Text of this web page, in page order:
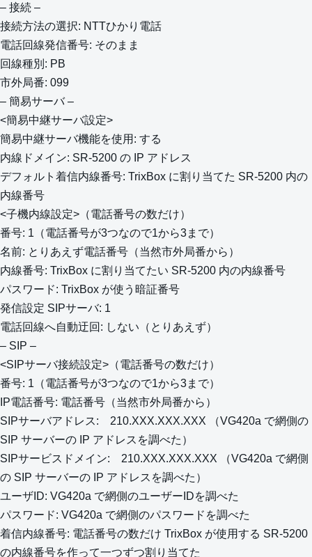
– 接続 –
接続方法の選択: NTTひかり電話
電話回線発信番号: そのまま
回線種別: PB
市外局番: 099
– 簡易サーバ –
<簡易中継サーバ設定>
簡易中継サーバ機能を使用: する
内線ドメイン: SR-5200 の IP アドレス
デフォルト着信内線番号: TrixBox に割り当てた SR-5200 内の
内線番号
<子機内線設定>（電話番号の数だけ）
番号: 1（電話番号が3つなので1から3まで）
名前: とりあえず電話番号（当然市外局番から）
内線番号: TrixBox に割り当てたい SR-5200 内の内線番号
パスワード: TrixBox が使う暗証番号
発信設定 SIPサーバ: 1
電話回線へ自動迂回: しない（とりあえず）
– SIP –
<SIPサーバ接続設定>（電話番号の数だけ）
番号: 1（電話番号が3つなので1から3まで）
IP電話番号: 電話番号（当然市外局番から）
SIPサーバアドレス: 210.XXX.XXX.XXX （VG420a で網側の
SIP サーバーの IP アドレスを調べた）
SIPサービスドメイン: 210.XXX.XXX.XXX （VG420a で網側
の SIP サーバーの IP アドレスを調べた）
ユーザID: VG420a で網側のユーザーIDを調べた
パスワード: VG420a で網側のパスワードを調べた
着信内線番号: 電話番号の数だけ TrixBox が使用する SR-5200
の内線番号を作って一つずつ割り当てた